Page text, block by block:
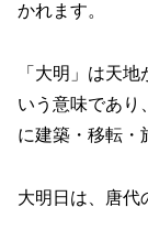
かれます。
「大明」は天
いう意味であり
に建築・移転・
大明日は、唐代